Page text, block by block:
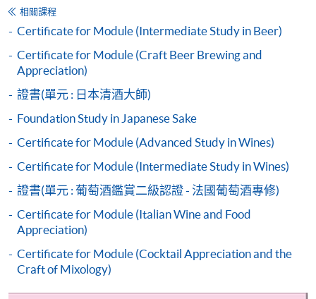
申請/報讀指南 :
-短期課程
報讀同一學歷頒授課程內其他單元
個別課程為須報讀同一學歷頒授課程及其他單元或繳
程設有此服務，課程負責人會通知學員有關程序。
網上支付可通過「繳費靈」(PPS) (不適用於手機)、
VISA 或 Mastercard、「微信支付」(Online WeChat
Pay) 、「支付寶」(Online Alipay) 或 「轉數快」(FPS)
相關課程
Certificate for Module (Intermediate Study in Beer)
Certificate for Module (Craft Beer Brewing and
Appreciation)
證書(單元 : 日本清酒大師)
Foundation Study in Japanese Sake
Certificate for Module (Advanced Study in Wines)
Certificate for Module (Intermediate Study in Wines)
證書(單元 : 葡萄酒鑑賞二級認證 - 法國葡萄酒專修)
Certificate for Module (Italian Wine and Food
Appreciation)
Certificate for Module (Cocktail Appreciation and the
Craft of Mixology)